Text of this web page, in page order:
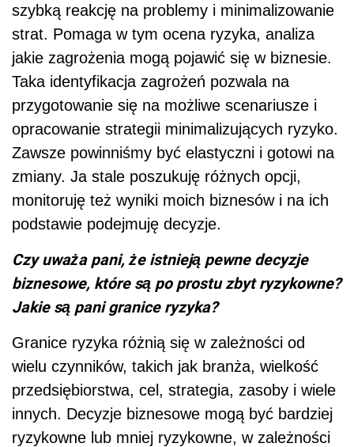
szybką reakcję na problemy i minimalizowanie
strat. Pomaga w tym ocena ryzyka, analiza
jakie zagrożenia mogą pojawić się w biznesie.
Taka identyfikacja zagrożeń pozwala na
przygotowanie się na możliwe scenariusze i
opracowanie strategii minimalizujących ryzyko.
Zawsze powinniśmy być elastyczni i gotowi na
zmiany. Ja stale poszukuję różnych opcji,
monitoruję też wyniki moich biznesów i na ich
podstawie podejmuję decyzje.
Czy uważa pani, że istnieją pewne decyzje
biznesowe, które są po prostu zbyt ryzykowne?
Jakie są pani granice ryzyka?
Granice ryzyka różnią się w zależności od
wielu czynników, takich jak branża, wielkość
przedsiębiorstwa, cel, strategia, zasoby i wiele
innych. Decyzje biznesowe mogą być bardziej
ryzykowne lub mniej ryzykowne, w zależności